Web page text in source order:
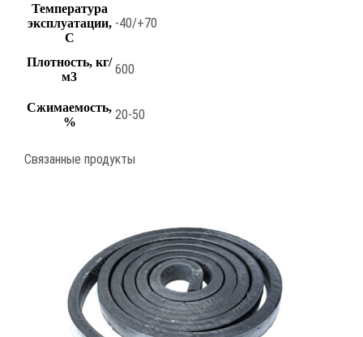
Температура
эксплуатации,
С
-40/+70
Плотность, кг/
м3
600
Сжимаемость,
%
20-50
Связанные продукты